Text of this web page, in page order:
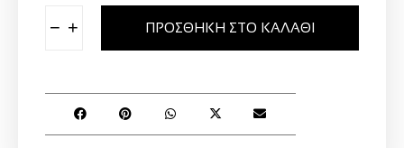
− + ΠΡΟΣΘΉΚΗ ΣΤΟ ΚΑΛΆΘΙ